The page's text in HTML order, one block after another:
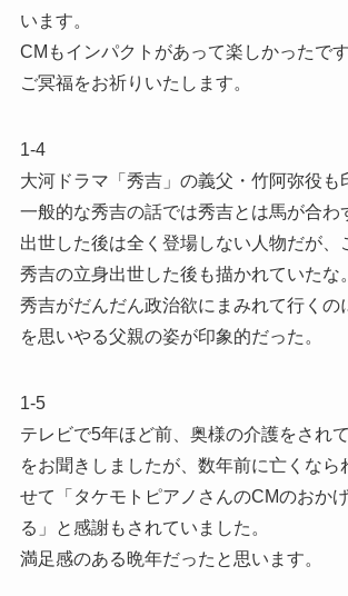
います。
CMもインパクトがあって楽しかったです
ご冥福をお祈りいたします。
1-4
大河ドラマ「秀吉」の義父・竹阿弥役も
一般的な秀吉の話では秀吉とは馬が合わ
出世した後は全く登場しない人物だが、
秀吉の立身出世した後も描かれていたな。
秀吉がだんだん政治欲にまみれて行くの
を思いやる父親の姿が印象的だった。
1-5
テレビで5年ほど前、奥様の介護をされ
をお聞きしましたが、数年前に亡くなら
せて「タケモトピアノさんのCMのおか
る」と感謝もされていました。
満足感のある晩年だったと思います。